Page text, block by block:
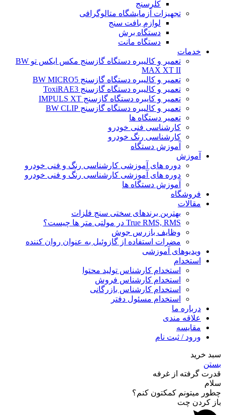
کلرسنج
تجهیزات آزمایشگاه متالوگرافی
لوازم بافت سنج
دستگاه برش
دستگاه مانت
خدمات
تعمیر و کالیبره دستگاه گازسنج مکس ایکس تو BW
MAX XT II
تعمیر و کالیبره دستگاه گازسنج BW MICRO5
تعمیر و کالیبره دستگاه گازسنج ToxiRAE3
تعمیر و کایبره دستگاه گازسنج IMPULS XT
تعمیر و کالیبره دستگاه گازسنج BW CLIP
تعمیر دستگاه ها
کارشناسی فنی خودرو
کارشناسی رنگ خودرو
آموزش دستگاه
آموزش
دوره های آموزشی کارشناسی رنگ و فنی خودرو
دوره های آموزشی کارشناسی رنگ و فنی خودرو
آموزش دستگاه ها
فروشگاه
مقالات
بهترین برندهای سختی سنج فلزات
True RMS, RMS در مولتی متر ها چیست؟
وظایف بازرس جوش
مضرات استفاده از گازوئیل به عنوان روان کننده
ویدیوهای آموزشی
استخدام
استخدام کارشناس تولید محتوا
استخدام کارشناس فروش
استخدام کارشناس بازرگانی
استخدام مسئول دفتر
درباره ما
علاقه مندی
مقایسه
ورود / ثبت نام
سبد خرید
بستن
قدرت گرفته از غرفه
سلام
چطور میتونم کمکتون کنم؟
باز کردن چت